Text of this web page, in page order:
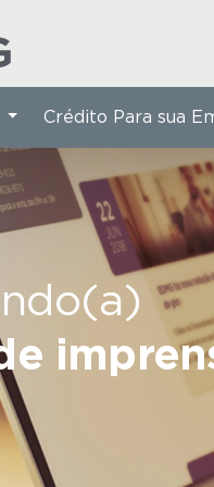
Crédito Para sua